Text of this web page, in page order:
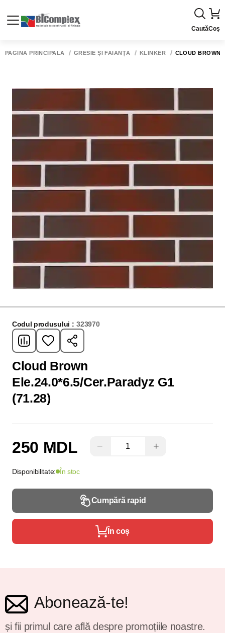
CautăCoș
PAGINA PRINCIPALĂ GRESIE ȘI FAIANȚĂ KLINKER CLOUD BROWN
Codul produsului : 323970
Cloud Brown
Ele.24.0*6.5/Cer.Paradyz G1
(71.28)
250 MDL − +
Disponibilitate: În stoc
Cumpără rapid
În coș
Abonează-te!
și fii primul care află despre promoțiile noastre.